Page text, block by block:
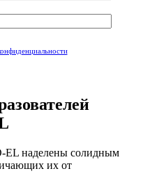
EL наделены солидным
их от